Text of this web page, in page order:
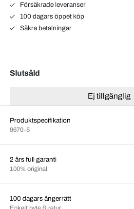
Försäkrade leveranser
100 dagars öppet köp
Säkra betalningar
Slutsåld
Ej tillgänglig
Produktspecifikation
9670-5
2 års full garanti
100% original
100 dagars ångerrätt